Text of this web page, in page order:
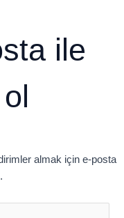
ile
almak için e-posta